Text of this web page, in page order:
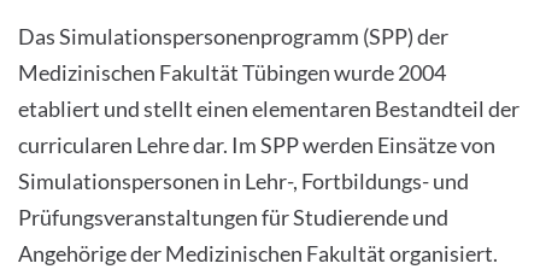
Deutsch
Impressum
Datenschutz
Das Simulationspersonenprogramm (SPP) der
Medizinischen Fakultät Tübingen wurde 2004
etabliert und stellt einen elementaren Bestandteil der
curricularen Lehre dar. Im SPP werden Einsätze von
Simulationspersonen in Lehr-, Fortbildungs- und
Prüfungsveranstaltungen für Studierende und
Angehörige der Medizinischen Fakultät organisiert.